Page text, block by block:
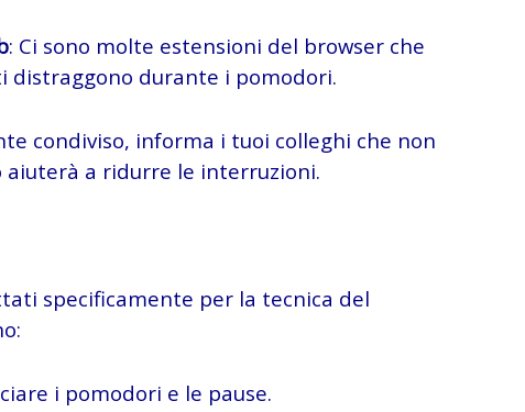
: Ci sono molte estensioni del browser che
distraggono durante i pomodori.
condiviso, informa i tuoi colleghi che non
a ridurre le interruzioni.
specificamente per la tecnica del
i pomodori e le pause.